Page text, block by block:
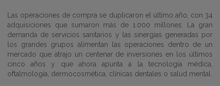
Las operaciones de compra se duplicaron el último año, con 34
adquisiciones que sumaron más de 1.000 millones. La gran
demanda de servicios sanitarios y las sinergias generadas por
los grandes grupos alimentan las operaciones dentro de un
mercado que atrajo un centenar de inversiones en los últimos
cinco años y que ahora apunta a la tecnología médica,
oftalmología, dermocosmética, clínicas dentales o salud mental.